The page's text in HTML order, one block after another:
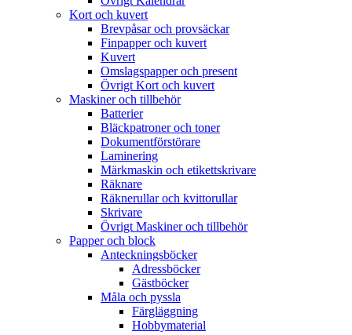
Kort och kuvert
Brevpåsar och provsäckar
Finpapper och kuvert
Kuvert
Omslagspapper och present
Övrigt Kort och kuvert
Maskiner och tillbehör
Batterier
Bläckpatroner och toner
Dokumentförstörare
Laminering
Märkmaskin och etikettskrivare
Räknare
Räknerullar och kvittorullar
Skrivare
Övrigt Maskiner och tillbehör
Papper och block
Anteckningsböcker
Adressböcker
Gästböcker
Måla och pyssla
Färgläggning
Hobbymaterial